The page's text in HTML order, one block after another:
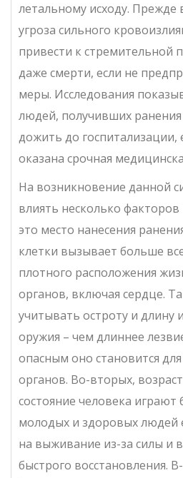
летальному исходу. Прежде
угроза сильного
привести к стремительной
даже смерти, если не
меры. Исследования
людей, получивших ранения
дожить до госпитализации,
оказана срочная
На возникновение данной
влиять несколько
это место нанесения
клетки вызывает больше
плотного расположения
органов, включая сердце.
учитывать остроту и длину
оружия – чем длиннее
опасным оно становится
органов. Во-вторых,
состояние человека
молодых и здоровых людей
на выживание из-за силы и
быстрого восстановления.